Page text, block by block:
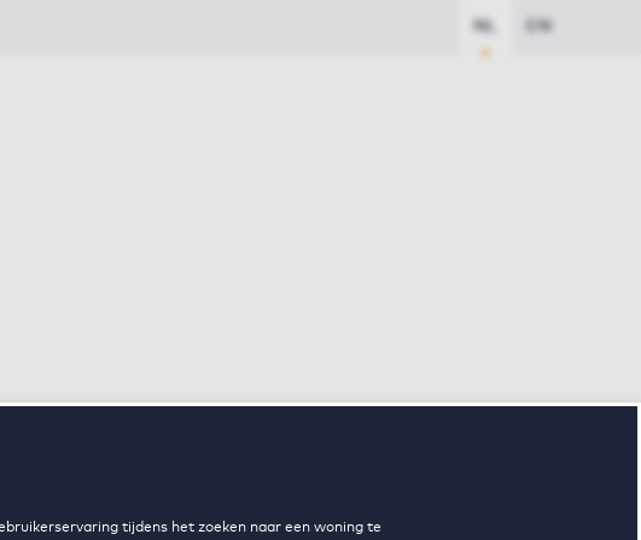
tijdens het zoeken naar een woning te
NL EN